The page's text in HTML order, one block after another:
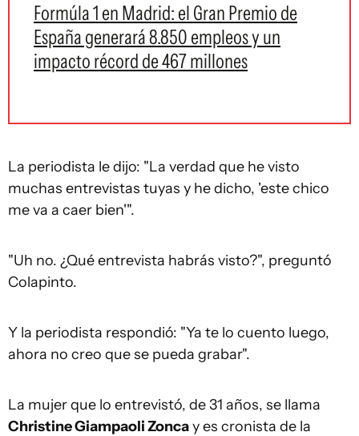
Formúla 1 en Madrid: el Gran Premio de
España generará 8.850 empleos y un
impacto récord de 467 millones
La periodista le dijo: "La verdad que he visto
muchas entrevistas tuyas y he dicho, 'este chico
me va a caer bien'".
"Uh no. ¿Qué entrevista habrás visto?", preguntó
Colapinto.
Y la periodista respondió: "Ya te lo cuento luego,
ahora no creo que se pueda grabar".
La mujer que lo entrevistó, de 31 años, se llama
Christine Giampaoli Zoncay es cronista de la